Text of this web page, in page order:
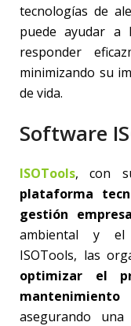
tecnologías de
puede ayudar a
responder
minimizando su
de vida.
Software
ISOTools, con
plataforma
gestión
ambiental y el
ISOTools, las
optimizar el
asegurando